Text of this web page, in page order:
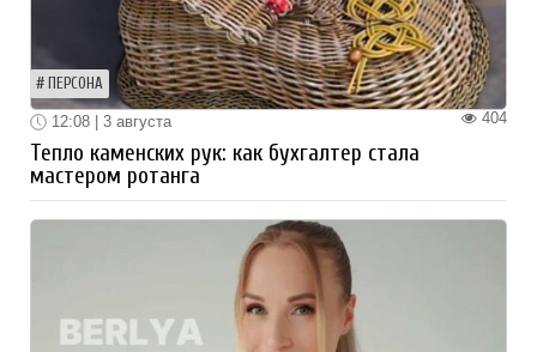
ПЕРСОНА
404
12:08 | 3 августа
Тепло каменских рук: как бухгалтер стала
мастером ротанга